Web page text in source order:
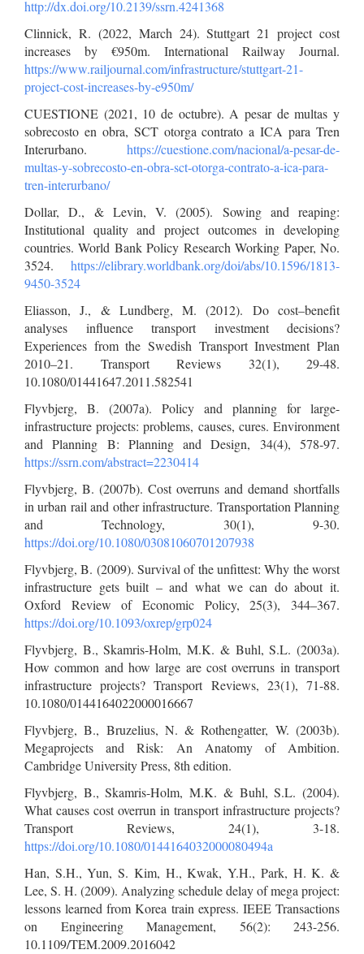
http://dx.doi.org/10.2139/ssrn.4241368
Clinnick, R. (2022, March 24). Stuttgart 21 project cost
increases by €950m. International Railway Journal.
https://www.railjournal.com/infrastructure/stuttgart-21-
project-cost-increases-by-e950m/
CUESTIONE (2021, 10 de octubre). A pesar de multas y
sobrecosto en obra, SCT otorga contrato a ICA para Tren
Interurbano. https://cuestione.com/nacional/a-pesar-de-
multas-y-sobrecosto-en-obra-sct-otorga-contrato-a-ica-para-
tren-interurbano/
Dollar, D., & Levin, V. (2005). Sowing and reaping:
Institutional quality and project outcomes in developing
countries. World Bank Policy Research Working Paper, No.
3524. https://elibrary.worldbank.org/doi/abs/10.1596/1813-
9450-3524
Eliasson, J., & Lundberg, M. (2012). Do cost–benefit
analyses influence transport investment decisions?
Experiences from the Swedish Transport Investment Plan
2010–21. Transport Reviews 32(1), 29-48.
10.1080/01441647.2011.582541
Flyvbjerg, B. (2007a). Policy and planning for large-
infrastructure projects: problems, causes, cures. Environment
and Planning B: Planning and Design, 34(4), 578-97.
https://ssrn.com/abstract=2230414
Flyvbjerg, B. (2007b). Cost overruns and demand shortfalls
in urban rail and other infrastructure. Transportation Planning
and Technology, 30(1), 9-30.
https://doi.org/10.1080/03081060701207938
Flyvbjerg, B. (2009). Survival of the unfittest: Why the worst
infrastructure gets built – and what we can do about it.
Oxford Review of Economic Policy, 25(3), 344–367.
https://doi.org/10.1093/oxrep/grp024
Flyvbjerg, B., Skamris-Holm, M.K. & Buhl, S.L. (2003a).
How common and how large are cost overruns in transport
infrastructure projects? Transport Reviews, 23(1), 71-88.
10.1080/0144164022000016667
Flyvbjerg, B., Bruzelius, N. & Rothengatter, W. (2003b).
Megaprojects and Risk: An Anatomy of Ambition.
Cambridge University Press, 8th edition.
Flyvbjerg, B., Skamris-Holm, M.K. & Buhl, S.L. (2004).
What causes cost overrun in transport infrastructure projects?
Transport Reviews, 24(1), 3-18.
https://doi.org/10.1080/0144164032000080494a
Han, S.H., Yun, S. Kim, H., Kwak, Y.H., Park, H. K. &
Lee, S. H. (2009). Analyzing schedule delay of mega project:
lessons learned from Korea train express. IEEE Transactions
on Engineering Management, 56(2): 243-256.
10.1109/TEM.2009.2016042